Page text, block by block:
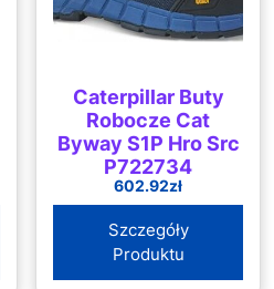
Caterpillar Buty
Robocze Cat
Byway S1P Hro Src
P722734
602.92zł
Szczegóły
Produktu